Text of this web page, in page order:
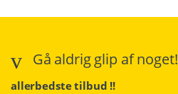
Gå aldrig glip af noget!
allerbedste tilbud !!